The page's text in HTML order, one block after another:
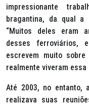
impressionante
bragantina, da qual a
“Muitos deles eram
desses ferroviários,
escrevem muito
realmente viveram essa
Até 2003, no entanto,
realizava suas